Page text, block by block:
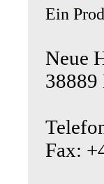
Ein
Neue
38889
Fax: